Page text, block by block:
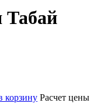
Табай
корзину Расчет цены